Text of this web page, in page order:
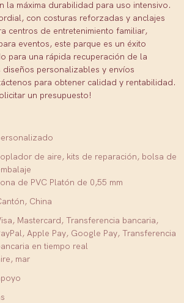
la máxima durabilidad para uso intensivo.
con costuras reforzadas y anclajes
centros de entretenimiento familiar,
eventos, este parque es un éxito
para una rápida recuperación de la
diseños personalizables y envíos
para obtener calidad y rentabilidad.
un presupuesto!
de aire, kits de reparación, bolsa de
de PVC Platón de 0,55 mm
China
Mastercard, Transferencia bancaria,
Apple Pay, Google Pay, Transferencia
en tiempo real
mar